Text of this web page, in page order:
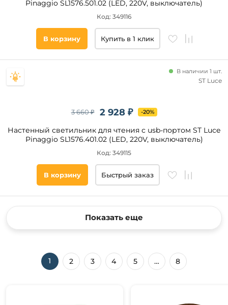
Pinaggio SL1576.501.02 (LED, 220V, выключатель)
Код: 349116
В корзину Купить в 1 клик
2 928 ₽
3 660 ₽ -20%
Настенный светильник для чтения с usb-портом ST Luce
Pinaggio SL1576.401.02 (LED, 220V, выключатель)
В наличии 1 шт.
Код: 349115
ST Luce
В корзину Быстрый заказ
Показать еще
1 2 3 4 5 … 8